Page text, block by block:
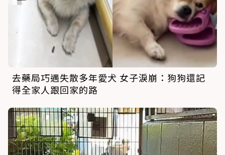
去藥局巧遇失散多年愛犬 女子淚崩：狗狗還記
得全家人跟回家的路